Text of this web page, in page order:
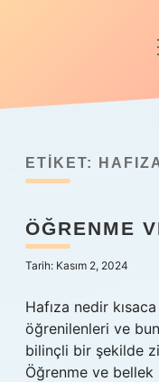
Anasayfa
Yasal Uyarı
Hakkımızda
ETIKET:
ÖĞRENME
Tarih: Kasım 2, 2024
Hafıza nedir kısaca
öğrenilenleri ve
bilinçli bir şekilde
Öğrenme ve